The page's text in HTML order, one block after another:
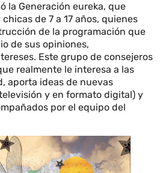
la Generación eureka, que
de 7 a 17 años, quienes
de la programación que
de sus opiniones,
Este grupo de consejeros
realmente le interesa a las
aporta ideas de nuevas
y en formato digital) y
por el equipo del